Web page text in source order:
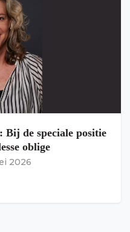
Bij de speciale positie
oblige
2026